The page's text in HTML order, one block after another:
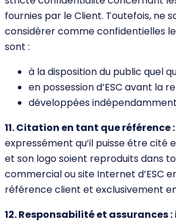
fournies par le Client. Toutefois, ne
considérer comme confidentielles
sont :
à la disposition du public quel
en possession d’ESC avant la
développées indépendamment
11. Citation en tant que référence :
expressément qu’il puisse être cité
et son logo soient reproduits dans
commercial ou site Internet d’ESC
référence client et exclusivement
12. Responsabilité et assurances :